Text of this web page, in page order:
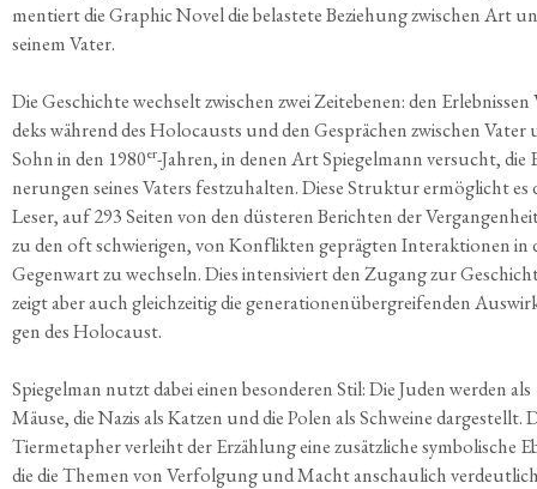
men­tiert die Gra­phic Novel die belas­te­te Bezie­hung zwi­schen Art
sei­nem Vater.
Die Geschich­te wech­selt zwi­schen zwei Zeit­ebe­nen: den
deks wäh­rend des Holo­causts und den Gesprä­chen zwi­schen Vater
Sohn in den 1980er-Jah­ren, in denen Art Spie­gel­mann ver­sucht, die
ne­run­gen sei­nes Vaters fest­zu­hal­ten. Die­se Struk­tur ermög­licht es
Leser, auf 293 Sei­ten von den düs­te­ren Berich­ten der
zu den oft schwie­ri­gen, von Kon­flik­ten gepräg­ten Inter­ak­tio­nen in
Gegen­wart zu wech­seln. Dies inten­si­viert den Zugang zur
zeigt aber auch gleich­zei­tig die gene­ra­tio­nen­über­grei­fen­den
gen des Holocaust.
Spie­gel­man nutzt dabei einen beson­de­ren Stil: Die Juden wer­den als
Mäu­se, die Nazis als Kat­zen und die Polen als Schwei­ne dar­ge­stellt.
Tier­me­ta­pher ver­leiht der Erzäh­lung eine zusätz­li­che sym­bo­li­sche
die die The­men von Ver­fol­gung und Macht anschau­lich